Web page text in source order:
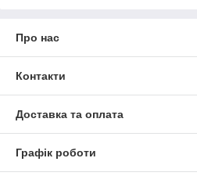
Про нас
Контакти
Доставка та оплата
Графік роботи